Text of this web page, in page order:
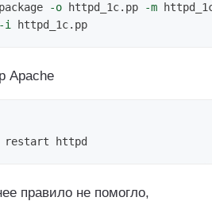
-o httpd_1c.pp
-m
-i
Apache
правило не помогло,